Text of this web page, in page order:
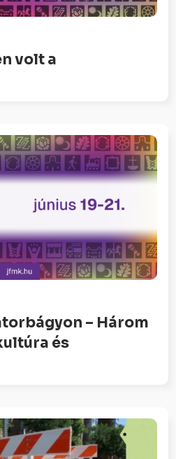
volt a
– Három
és